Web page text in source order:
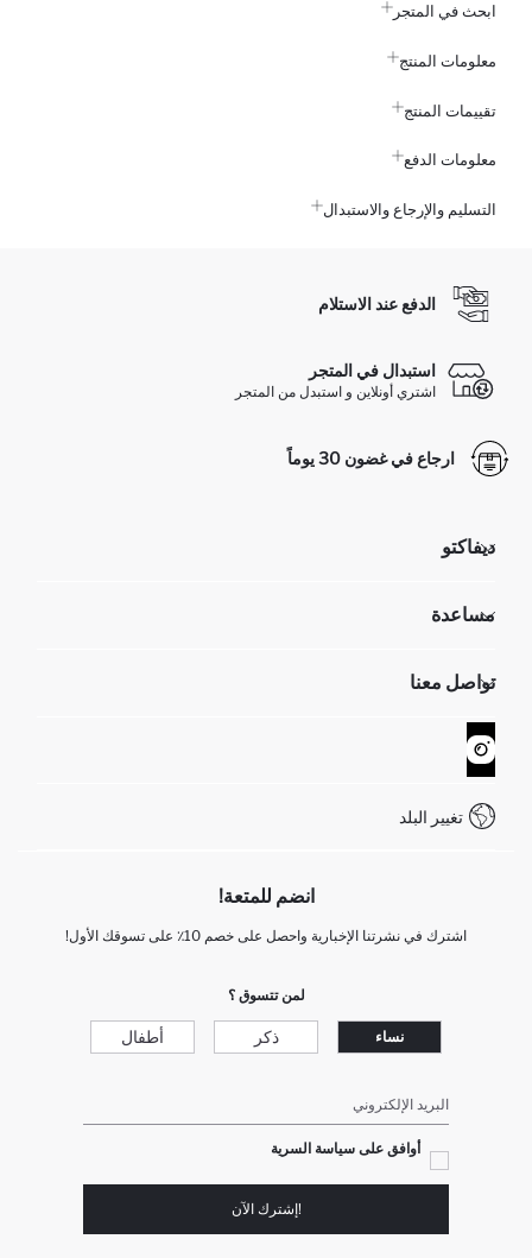
ابحث في المتجر
معلومات المنتج
تقييمات المنتج
معلومات الدفع
التسليم والإرجاع والاستبدال
الدفع عند الاستلام
استبدال في المتجر
اشتري أونلاين و استبدل من المتجر
ارجاع في غضون 30 يوماً
ديفاكتو
تعرف علينا
GIFT CLUB
مساعدة
عمليات الارجاع و الاستبدال السهلة
تتبع الشحنة
كيف يمكنك التسوق في ديفاكتو ؟
تواصل معنا
نموذج الاتصال
خدمة العملاء
تغيير البلد
انضم للمتعة!
اشترك في نشرتنا الإخبارية واحصل على خصم 10٪ على تسوقك الأول!
لمن تتسوق ؟
نساء ذكر أطفال
البريد الإلكتروني
أوافق على سياسة السرية
!إشترك الآن